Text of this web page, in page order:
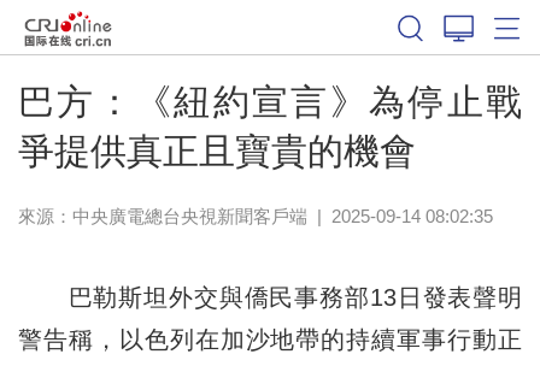
巴方：《紐約宣言》為停止戰
爭提供真正且寶貴的機會
來源： 中央廣電總台央視新聞客戶端 | 2025-09-14 08:02:35
巴勒斯坦外交與僑民事務部13日發表聲明
警告稱，以色列在加沙地帶的持續軍事行動正